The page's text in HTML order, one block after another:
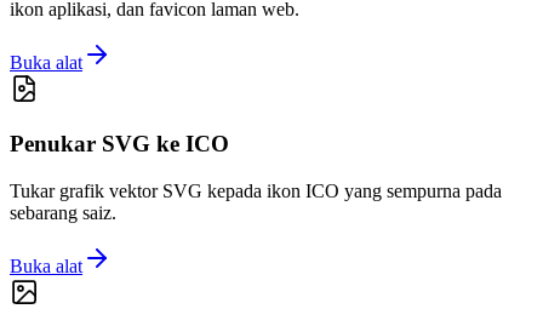
ikon aplikasi, dan favicon laman web.
Buka alat
Penukar SVG ke ICO
Tukar grafik vektor SVG kepada ikon ICO yang sempurna pada
sebarang saiz.
Buka alat